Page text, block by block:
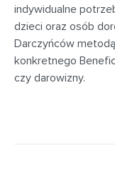
indywidualne
dzieci oraz osób
Darczyńców
konkretnego
czy darowizny.